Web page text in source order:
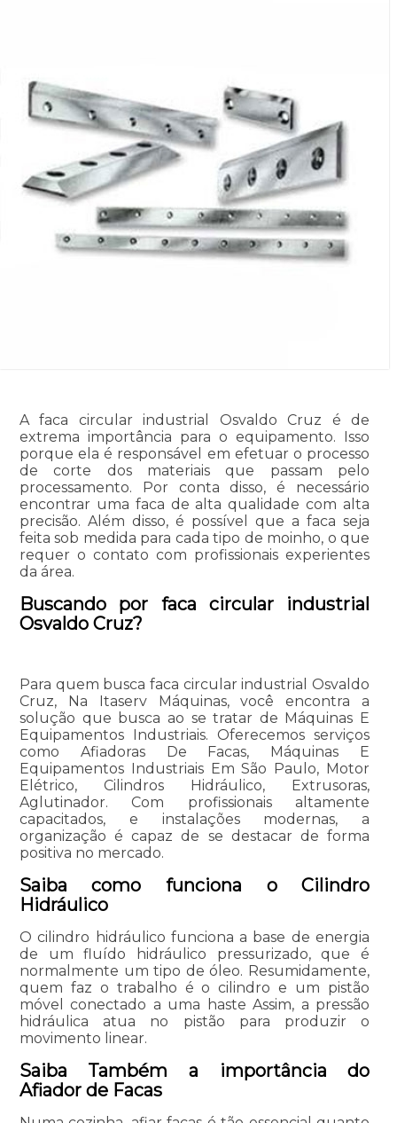
A faca circular industrial Osvaldo Cruz é de
extrema importância para o equipamento. Isso
porque ela é responsável em efetuar o processo
de corte dos materiais que passam pelo
processamento. Por conta disso, é necessário
encontrar uma faca de alta qualidade com alta
precisão. Além disso, é possível que a faca seja
feita sob medida para cada tipo de moinho, o que
requer o contato com profissionais experientes
da área.
Buscando por faca circular industrial
Osvaldo Cruz?
Para quem busca faca circular industrial Osvaldo
Cruz, Na Itaserv Máquinas, você encontra a
solução que busca ao se tratar de Máquinas E
Equipamentos Industriais. Oferecemos serviços
como Afiadoras De Facas, Máquinas E
Equipamentos Industriais Em São Paulo, Motor
Elétrico, Cilindros Hidráulico, Extrusoras,
Aglutinador. Com profissionais altamente
capacitados, e instalações modernas, a
organização é capaz de se destacar de forma
positiva no mercado.
Saiba como funciona o Cilindro
Hidráulico
O cilindro hidráulico funciona a base de energia
de um fluído hidráulico pressurizado, que é
normalmente um tipo de óleo. Resumidamente,
quem faz o trabalho é o cilindro e um pistão
móvel conectado a uma haste Assim, a pressão
hidráulica atua no pistão para produzir o
movimento linear.
Saiba Também a importância do
Afiador de Facas